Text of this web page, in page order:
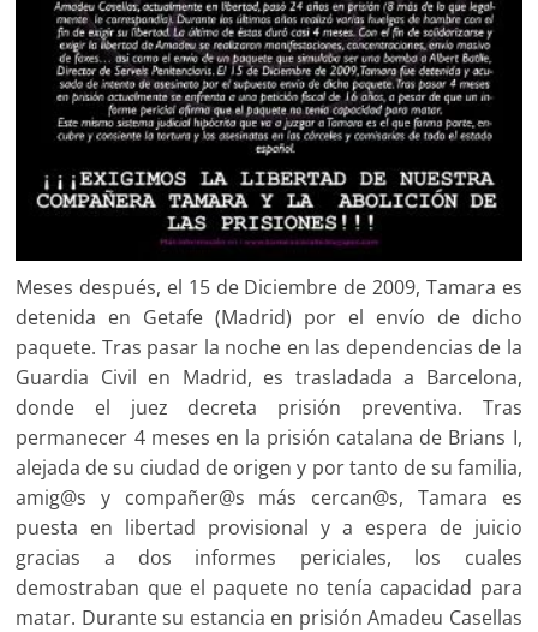
Meses después, el 15 de Diciembre de 2009, Tamara es
detenida en Getafe (Madrid) por el envío de dicho
paquete. Tras pasar la noche en las dependencias de la
Guardia Civil en Madrid, es trasladada a Barcelona,
donde el juez decreta prisión preventiva. Tras
permanecer 4 meses en la prisión catalana de Brians I,
alejada de su ciudad de origen y por tanto de su familia,
amig@s y compañer@s más cercan@s, Tamara es
puesta en libertad provisional y a espera de juicio
gracias a dos informes periciales, los cuales
demostraban que el paquete no tenía capacidad para
matar. Durante su estancia en prisión Amadeu Casellas